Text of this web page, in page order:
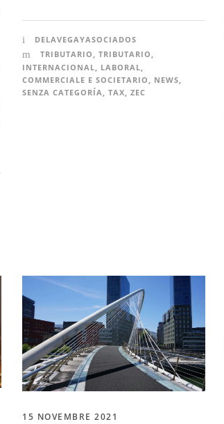
DELAVEGAYASOCIADOS
TRIBUTARIO , TRIBUTARIO ,
INTERNACIONAL, LABORAL,
COMMERCIALE E SOCIETARIO , NEWS,
SENZA CATEGORÍA, TAX, ZEC
15 NOVEMBRE 2021